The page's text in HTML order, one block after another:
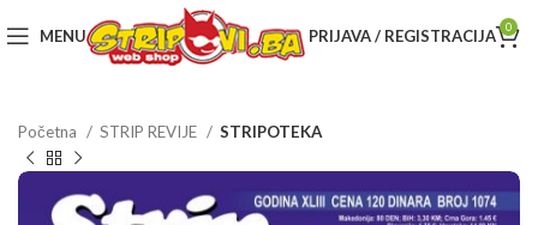
MENU PRIJAVA / REGISTRACIJA 0
Početna STRIP REVIJE STRIPOTEKA